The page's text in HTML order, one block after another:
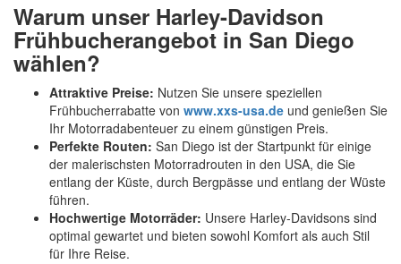
Warum unser Harley-Davidson
Frühbucherangebot in San Diego
wählen?
Attraktive Preise: Nutzen Sie unsere speziellen
Frühbucherrabatte von www.xxs-usa.de und genießen Sie
Ihr Motorradabenteuer zu einem günstigen Preis.
Perfekte Routen: San Diego ist der Startpunkt für einige
der malerischsten Motorradrouten in den USA, die Sie
entlang der Küste, durch Bergpässe und entlang der Wüste
führen.
Hochwertige Motorräder: Unsere Harley-Davidsons sind
optimal gewartet und bieten sowohl Komfort als auch Stil
für Ihre Reise.